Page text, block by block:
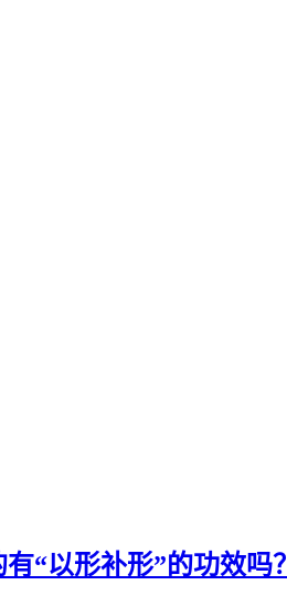
“以形补形”的功效吗？